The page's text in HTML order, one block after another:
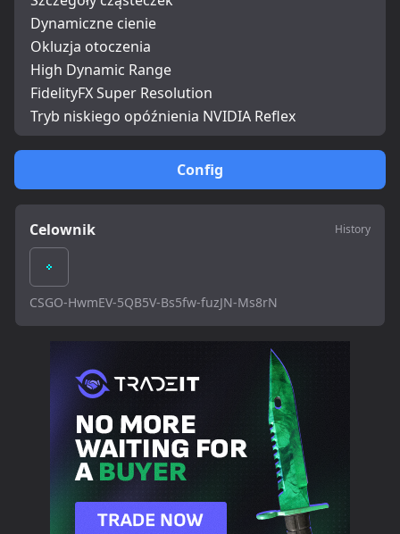
Config
Celownik History
CSGO-HwmEV-5QB5V-Bs5fw-fuzJN-Ms8rN
Dynamiczne cienie
Okluzja otoczenia
High Dynamic Range
FidelityFX Super Resolution
Tryb niskiego opóźnienia NVIDIA Reflex